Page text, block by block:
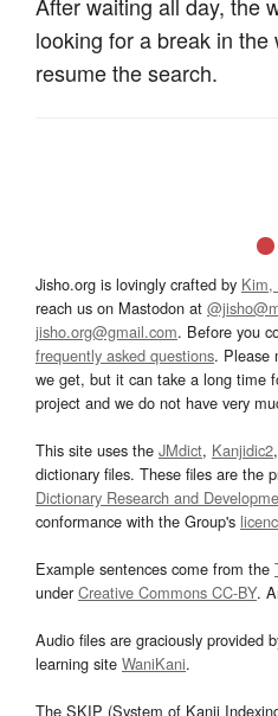
looking for a break in
resume the search.
Jisho.org is lovingly crafted by Kim,
reach us on Mastodon at
jisho.org@gmail.com. Before you
frequently asked questions. Please
we get, but it can take a long time
project and we do not have very
This site uses the JMdict, Kanjidic2,
dictionary files. These files are the
Dictionary Research and
conformance with the Group's
Example sentences come from the
underCreative Commons CC-BY.
Audio files are graciously provided
learning site WaniKani.
The SKIP (System of Kanji